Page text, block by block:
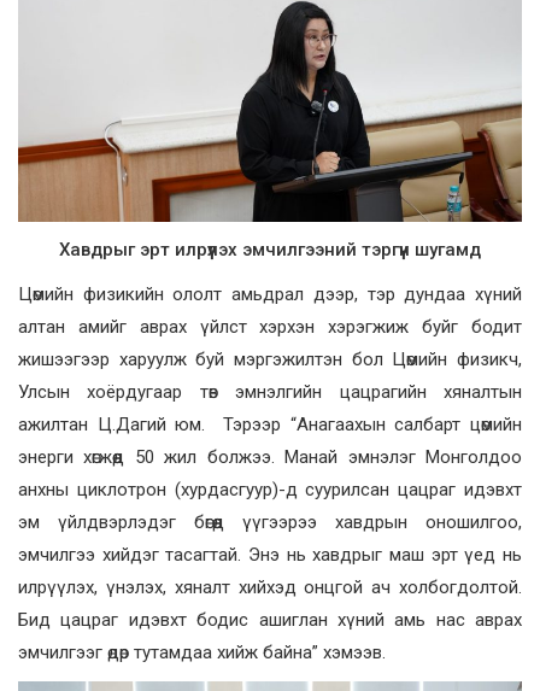
Хавдрыг эрт илрүүлэх эмчилгээний тэргүүн шугамд
Цөмийн физикийн ололт амьдрал дээр, тэр дундаа хүний
алтан амийг аврах үйлст хэрхэн хэрэгжиж буйг бодит
жишээгээр харуулж буй мэргэжилтэн бол Цөмийн физикч,
Улсын хоёрдугаар төв эмнэлгийн цацрагийн хяналтын
ажилтан Ц.Дагий юм. Тэрээр “Анагаахын салбарт цөмийн
энерги хөгжөөд 50 жил болжээ. Манай эмнэлэг Монголдоо
анхны циклотрон (хурдасгуур)-д суурилсан цацраг идэвхт
эм үйлдвэрлэдэг бөгөөд үүгээрээ хавдрын оношилгоо,
эмчилгээ хийдэг тасагтай. Энэ нь хавдрыг маш эрт үед нь
илрүүлэх, үнэлэх, хяналт хийхэд онцгой ач холбогдолтой.
Бид цацраг идэвхт бодис ашиглан хүний амь нас аврах
эмчилгээг өдөр тутамдаа хийж байна” хэмээв.